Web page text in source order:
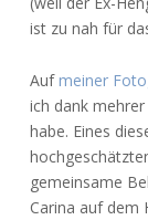
ist zu nah für
Aufmeiner
ich dank
habe. Eines
gemeinsame
Carina auf dem